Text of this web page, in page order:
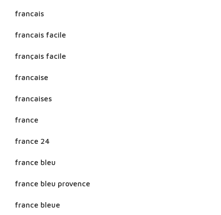
francais
francais facile
français facile
francaise
francaises
france
france 24
france bleu
france bleu provence
france bleue